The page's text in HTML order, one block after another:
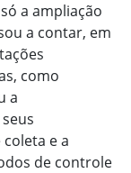
a ampliação
a contar, em
como
a
e a
de controle